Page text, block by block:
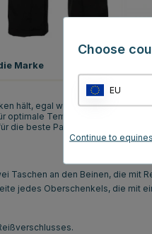
hält, egal welches Wetter. Die
Temperaturregelung
die beste Passform angepasst
Taschen an den Beinen, die mit
jedes Oberschenkels, die mit
Marke
Choose
EU
Continue to